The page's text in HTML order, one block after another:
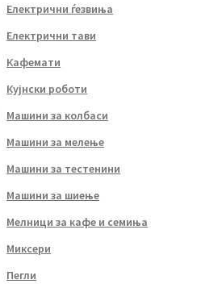
Електрични ѓезвиња
Електрични тави
Кафемати
Кујнски роботи
Машини за колбаси
Машини за мелење
Машини за тестенини
Машини за шиење
Мелници за кафе и семиња
Миксери
Пегли